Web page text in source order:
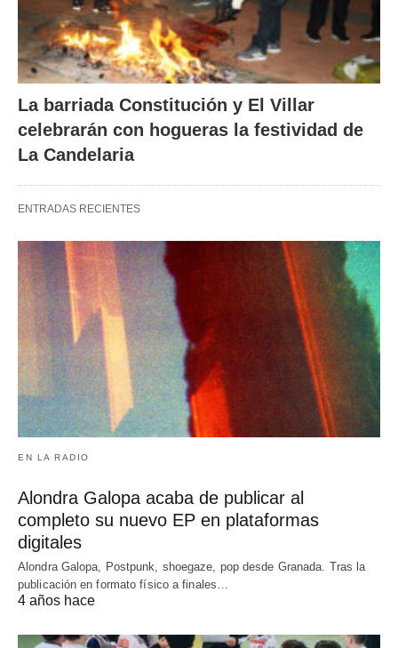
La barriada Constitución y El Villar
celebrarán con hogueras la festividad de
La Candelaria
ENTRADAS RECIENTES
EN LA RADIO
Alondra Galopa acaba de publicar al
completo su nuevo EP en plataformas
digitales
Alondra Galopa, Postpunk, shoegaze, pop desde Granada. Tras la
publicación en formato físico a finales…
4 años hace